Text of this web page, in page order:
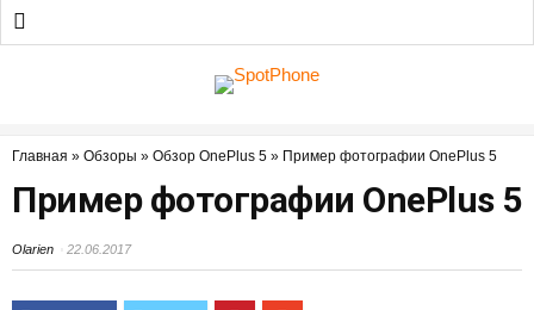
Главная » Обзоры » Обзор OnePlus 5 » Пример фотографии OnePlus 5
Пример фотографии OnePlus 5
Olarien 22.06.2017